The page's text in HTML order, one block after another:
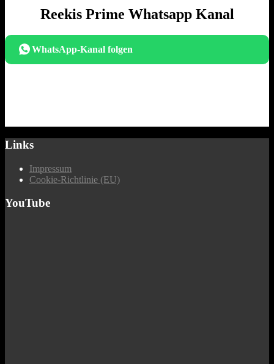
Reekis Prime Whatsapp Kanal
WhatsApp-Kanal folgen
Links
Impressum
Cookie-Richtlinie (EU)
YouTube